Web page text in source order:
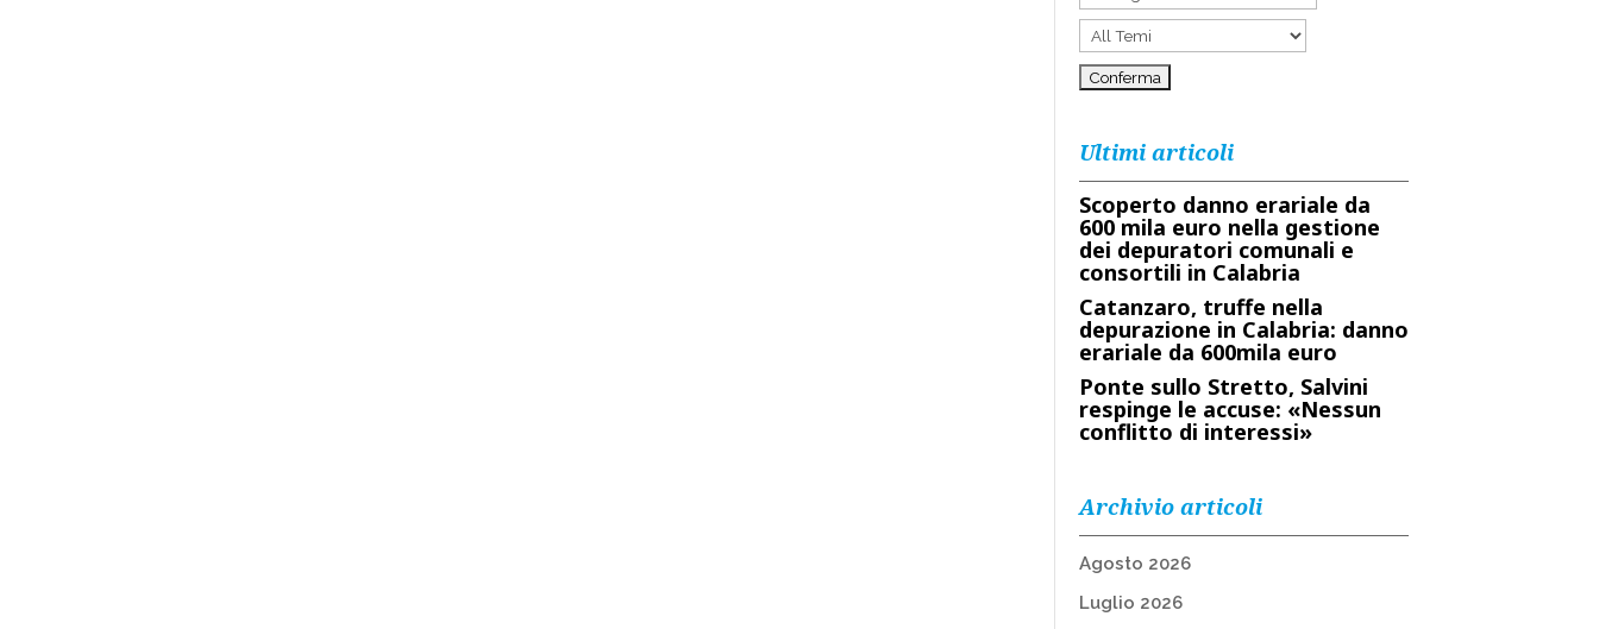
Ultimi articoli
Scoperto danno erariale da
600 mila euro nella gestione
dei depuratori comunali e
consortili in Calabria
Catanzaro, truffe nella
depurazione in Calabria: danno
erariale da 600mila euro
Ponte sullo Stretto, Salvini
respinge le accuse: «Nessun
conflitto di interessi»
Archivio articoli
Agosto 2026
Luglio 2026